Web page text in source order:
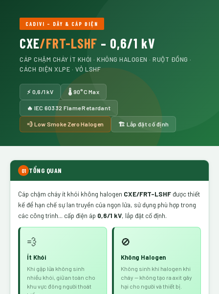
CADIVI – DÂY & CÁP ĐIỆN
CXE/FRT-LSHF – 0,6/1 kV
CÁP CHẬM CHÁY ÍT KHÓI · KHÔNG HALOGEN · RUỘT ĐỒNG ·
CÁCH ĐIỆN XLPE · VỎ LSHF
⚡ 0,6/1 kV 🌡 90°C Max
🔥 IEC 60332 Flame Retardant
💨 Low Smoke Zero Halogen 🏗 Lắp đặt cố định
01 TỔNG QUAN
Cáp chậm cháy ít khói không halogen CXE/FRT-LSHFđược thiết
kế để hạn chế sự lan truyền của ngọn lửa, sử dụng phù hợp trong
các công trình... cấp điện áp 0,6/1 kV, lắp đặt cố định.
💨
Ít Khói
Khi gặp lửa không sinh
nhiều khói, giữ an toàn cho
khu vực đông người thoát
🚫
Không Halogen
Không sinh khí halogen khi
cháy — không tạo ra axit gây
hại cho người và thiết bị.